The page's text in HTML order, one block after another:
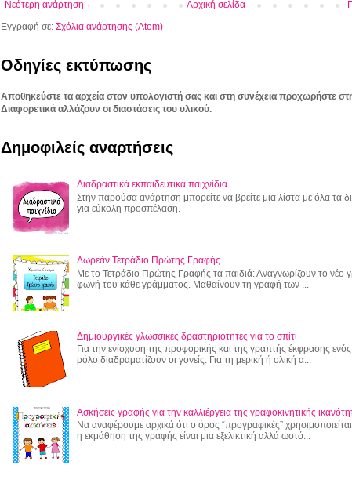
Νεότερη ανάρτηση
Αρχική σελίδα
Εγγραφή σε: Σχόλια ανάρτησης (Atom)
Οδηγίες εκτύπωσης
Αποθηκεύστε τα αρχεία στον υπολογιστή σας και στη συνέχεια προχωρήστε
Διαφορετικά αλλάζουν οι διαστάσεις του υλικού.
Δημοφιλείς αναρτήσεις
Διαδραστικά εκπαιδευτικά παιχνίδια
Στην παρούσα ανάρτηση μπορείτε να βρείτε μια λίστα με όλα τα
για εύκολη προσπέλαση.
Δωρεάν Τετράδιο Πρώτης Γραφής
Με το Τετράδιο Πρώτης Γραφής τα παιδιά: Αναγνωρίζουν το νέο
φωνή του κάθε γράμματος. Μαθαίνουν τη γραφή των ...
Δημιουργικές γλωσσικές δραστηριότητες για το σπίτι
Για την ενίσχυση της προφορικής και της γραπτής έκφρασης
ρόλο διαδραματίζουν οι γονείς. Για τη μερική ή ολική α...
Ασκήσεις γραφής για την καλλιέργεια της γραφοκινητικής
Να αναφέρουμε αρχικά ότι ο όρος “προγραφικές”
η εκμάθηση της γραφής είναι μια εξελικτική αλλά ωστό...